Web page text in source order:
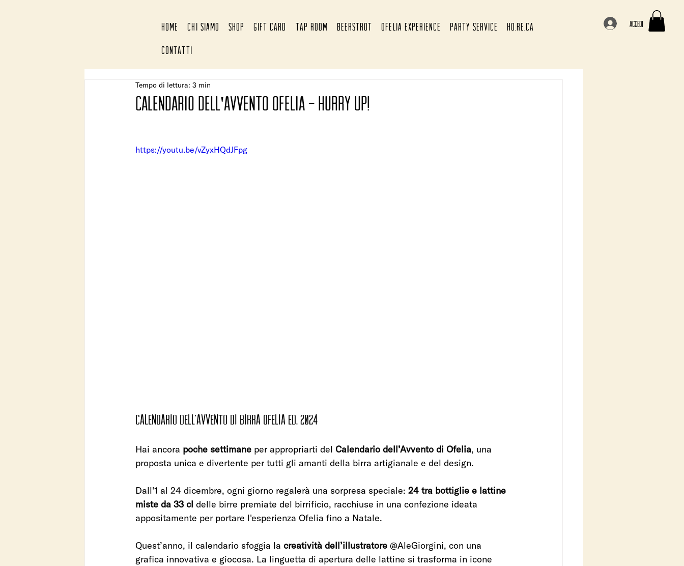
Accedi
HOME CHI SIAMO SHOP GIFT CARD TAP ROOM BEERSTROT OFELIA EXPERIENCE PARTY SERVICE
HO.RE.CA
CONTATTI
calendario dell'avvento ofelia - hurry up!
Tempo di lettura: 3 min
https://youtu.be/vZyxHQdJFpg
CALENDARIO DELL’AVVENTO DI birra OFELIA ed. 2024
Hai ancora poche settimane per appropriarti del Calendario dell’Avvento di Ofelia, una
proposta unica e divertente per tutti gli amanti della birra artigianale e del design.
Dall'1 al 24 dicembre, ogni giorno regalerà una sorpresa speciale: 24 tra bottiglie e lattine
miste da 33 cl delle birre premiate del birrificio, racchiuse in una confezione ideata
appositamente per portare l'esperienza Ofelia fino a Natale.
Quest’anno, il calendario sfoggia la creatività dell’illustratore @AleGiorgini, con una
grafica innovativa e giocosa. La linguetta di apertura delle lattine si trasforma in icone